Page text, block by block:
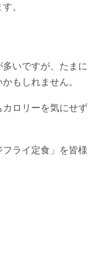
。
いですが、たまに
もしれません。
ロリーを気にせず
ライ定食」を皆様